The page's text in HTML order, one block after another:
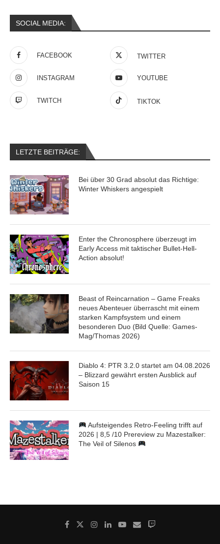
SOCIAL MEDIA:
FACEBOOK TWITTER
INSTAGRAM YOUTUBE
TWITCH TIKTOK
LETZTE BEITRÄGE:
Bei über 30 Grad absolut das Richtige:
Winter Whiskers angespielt
Enter the Chronosphere überzeugt im
Early Access mit taktischer Bullet-Hell-
Action absolut!
Beast of Reincarnation – Game Freaks
neues Abenteuer überrascht mit einem
starken Kampfsystem und einem
besonderen Duo (Bild Quelle: Games-
Mag/Thomas 2026)
Diablo 4: PTR 3.2.0 startet am 04.08.2026
– Blizzard gewährt ersten Ausblick auf
Saison 15
Aufsteigendes Retro-Feeling trifft auf
2026 | 8,5 /10 Prereview zu Mazestalker:
The Veil of Silenos